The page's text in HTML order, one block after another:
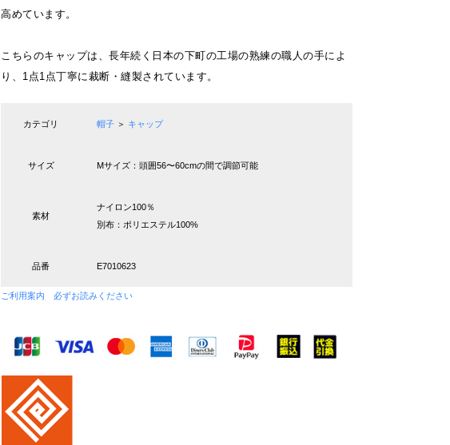
高めています。
こちらのキャップは、長年続く日本の下町の工場の熟練の職人の手によ
り、1点1点丁寧に裁断・縫製されています。
カテゴリ 帽子 ＞ キャップ
サイズ Mサイズ：頭囲56〜60cmの間で調節可能
素材
ナイロン100％
別布：ポリエステル100%
品番 E7010623
ご利用案内 必ずお読みください